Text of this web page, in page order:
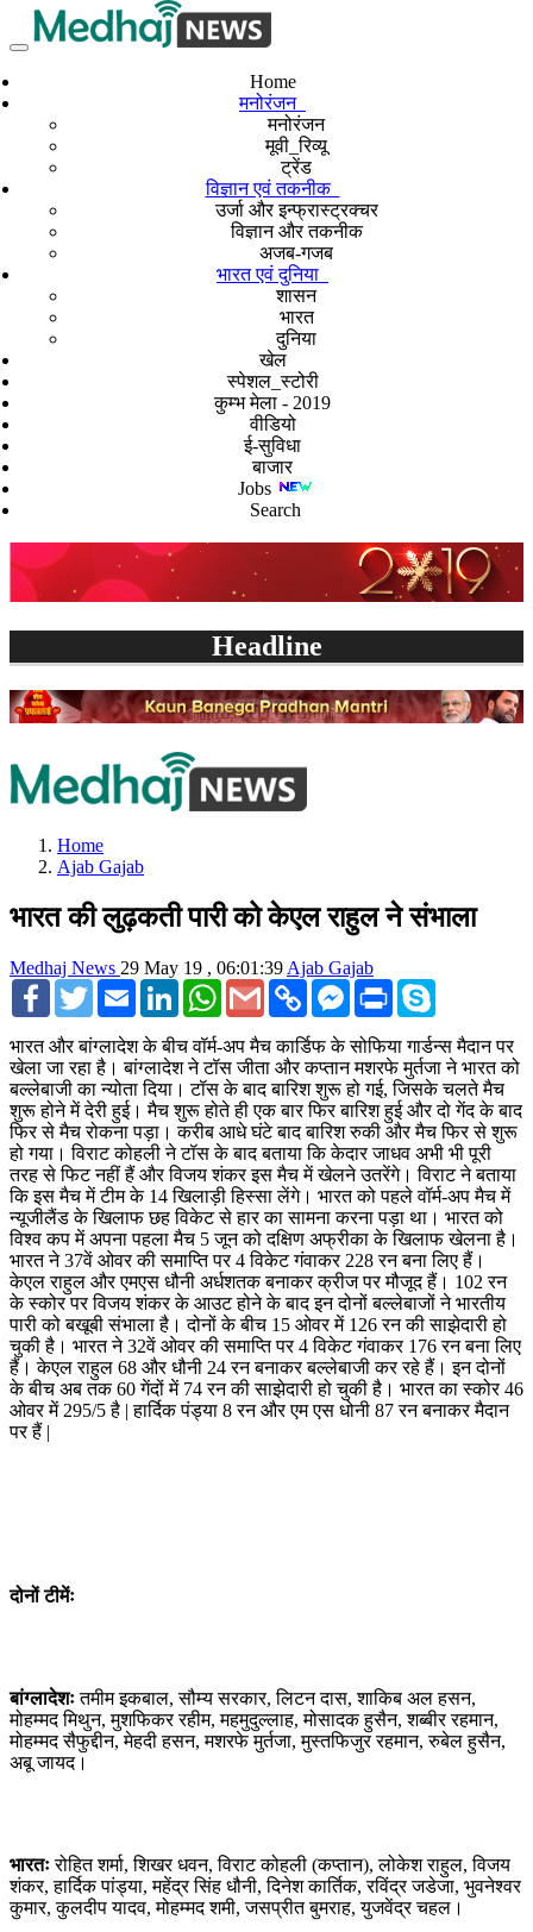
Home
मनोरंजन
मनोरंजन
मूवी_रिव्यू
ट्रेंड
विज्ञान एवं तकनीक
उर्जा और इन्फ्रास्ट्रक्चर
विज्ञान और तकनीक
अजब-गजब
भारत एवं दुनिया
शासन
भारत
दुनिया
खेल
स्पेशल_स्टोरी
कुम्भ मेला - 2019
वीडियो
ई-सुविधा
बाजार
Jobs
Search
Headline
Home
Ajab Gajab
भारत की लुढ़कती पारी को केएल राहुल ने संभाला
Medhaj News 29 May 19 , 06:01:39 Ajab Gajab
Facebook
TwitterEmail LinkedInWhatsApp
Gmail Copy
Link
Facebook
Messenger
Print
भारत और बांग्लादेश के बीच वॉर्म-अप मैच कार्डिफ के सोफिया गार्डन्स मैदान पर
खेला जा रहा है। बांग्लादेश ने टॉस जीता और कप्तान मशरफे मुर्तजा ने भारत को
बल्लेबाजी का न्योता दिया। टॉस के बाद बारिश शुरू हो गई, जिसके चलते मैच
शुरू होने में देरी हुई। मैच शुरू होते ही एक बार फिर बारिश हुई और दो गेंद के बाद
फिर से मैच रोकना पड़ा। करीब आधे घंटे बाद बारिश रुकी और मैच फिर से शुरू
हो गया। विराट कोहली ने टॉस के बाद बताया कि केदार जाधव अभी भी पूरी
तरह से फिट नहीं हैं और विजय शंकर इस मैच में खेलने उतरेंगे। विराट ने बताया
कि इस मैच में टीम के 14 खिलाड़ी हिस्सा लेंगे। भारत को पहले वॉर्म-अप मैच में
न्यूजीलैंड के खिलाफ छह विकेट से हार का सामना करना पड़ा था। भारत को
विश्व कप में अपना पहला मैच 5 जून को दक्षिण अफ्रीका के खिलाफ खेलना है।
भारत ने 37वें ओवर की समाप्ति पर 4 विकेट गंवाकर 228 रन बना लिए हैं।
केएल राहुल और एमएस धौनी अर्धशतक बनाकर क्रीज पर मौजूद हैं। 102 रन
के स्कोर पर विजय शंकर के आउट होने के बाद इन दोनों बल्लेबाजों ने भारतीय
पारी को बखूबी संभाला है। दोनों के बीच 15 ओवर में 126 रन की साझेदारी हो
चुकी है। भारत ने 32वें ओवर की समाप्ति पर 4 विकेट गंवाकर 176 रन बना लिए
हैं। केएल राहुल 68 और धौनी 24 रन बनाकर बल्लेबाजी कर रहे हैं। इन दोनों
के बीच अब तक 60 गेंदों में 74 रन की साझेदारी हो चुकी है। भारत का स्कोर 46
ओवर में 295/5 है | हार्दिक पंड्या 8 रन और एम एस धोनी 87 रन बनाकर मैदान
पर हैं |
दोनों टीमेंः
बांग्लादेशःतमीम इकबाल, सौम्य सरकार, लिटन दास, शाकिब अल हसन,
मोहम्मद मिथुन, मुशफिकर रहीम, महमुदुल्लाह, मोसादक हुसैन, शब्बीर रहमान,
मोहम्मद सैफुद्दीन, मेहदी हसन, मशरफे मुर्तजा, मुस्तफिजुर रहमान, रुबेल हुसैन,
अबू जायद।
भारतःरोहित शर्मा, शिखर धवन, विराट कोहली (कप्तान), लोकेश राहुल, विजय
शंकर, हार्दिक पांड्या, महेंद्र सिंह धौनी, दिनेश कार्तिक, रविंद्र जडेजा, भुवनेश्वर
कुमार, कुलदीप यादव, मोहम्मद शमी, जसप्रीत बुमराह, युजवेंद्र चहल।